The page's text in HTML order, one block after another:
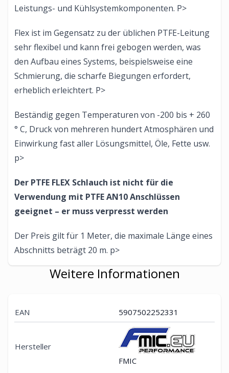
Leistungs- und Kühlsystemkomponenten. P>
Flex ist im Gegensatz zu der üblichen PTFE-Leitung
sehr flexibel und kann frei gebogen werden, was
den Aufbau eines Systems, beispielsweise eine
Schmierung, die scharfe Biegungen erfordert,
erheblich erleichtert. P>
Beständig gegen Temperaturen von -200 bis + 260
° C, Druck von mehreren hundert Atmosphären und
Einwirkung fast aller Lösungsmittel, Öle, Fette usw.
p>
Der PTFE FLEX Schlauch ist nicht für die
Verwendung mit PTFE AN10 Anschlüssen
geeignet – er muss verpresst werden
Der Preis gilt für 1 Meter, die maximale Länge eines
Abschnitts beträgt 20 m. p>
Weitere Informationen
EAN 5907502252331
Hersteller
FMIC